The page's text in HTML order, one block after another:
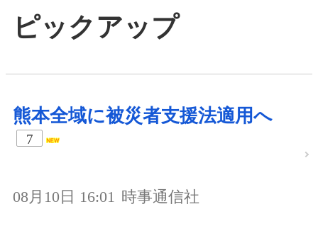
ピックアップ
熊本全域に被災者支援法適用へ
7
08月10日 16:01 時事通信社